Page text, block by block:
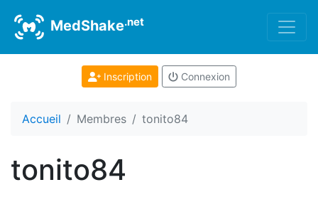
MedShake.net
Inscription Connexion
Accueil Membres tonito84
tonito84